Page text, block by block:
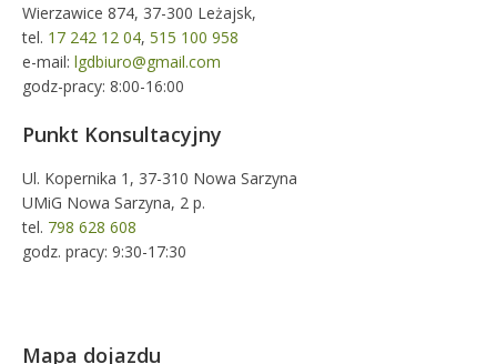
Wierzawice 874, 37-300 Leżajsk,
tel. 17 242 12 04, 515 100 958
e-mail: lgdbiuro@gmail.com
godz-pracy: 8:00-16:00
Punkt Konsultacyjny
Ul. Kopernika 1, 37-310 Nowa Sarzyna
UMiG Nowa Sarzyna, 2 p.
tel. 798 628 608
godz. pracy: 9:30-17:30
Mapa dojazdu